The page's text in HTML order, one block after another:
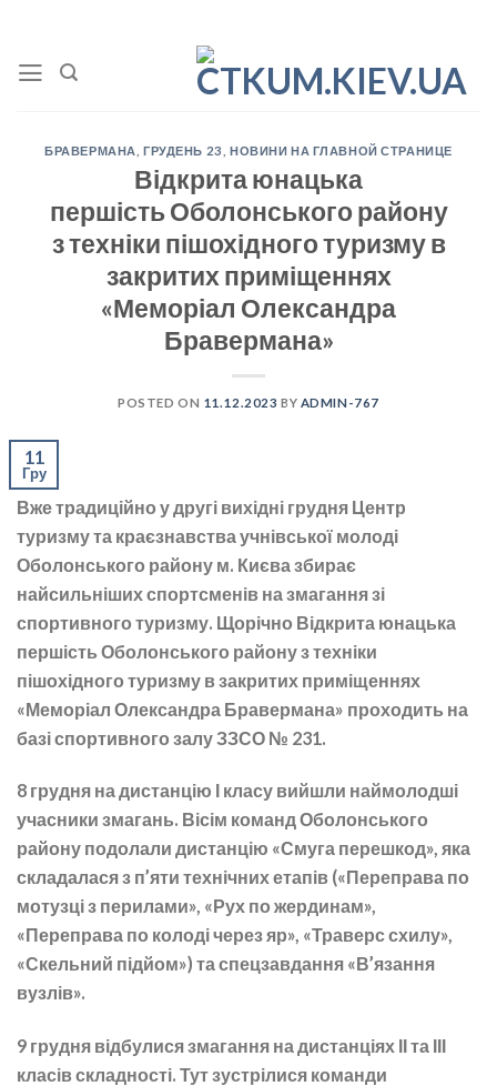
content
БРАВЕРМАНА ,ГРУДЕНЬ 23 НОВИНИ НА ГЛАВНОЙ СТРАНИЦЕ
Відкрита юнацька
першість Оболонського району
з техніки пішохідного туризму в
закритих приміщеннях
«Меморіал Олександра
Бравермана»
POSTED ON 11.12.2023 BY ADMIN-767
11
Гру
Вже традиційно у другі вихідні грудня Центр
туризму та краєзнавства учнівської молоді
Оболонського району м. Києва збирає
найсильніших спортсменів на змагання зі
спортивного туризму. Щорічно Відкрита юнацька
першість Оболонського району з техніки
пішохідного туризму в закритих приміщеннях
«Меморіал Олександра Бравермана» проходить на
базі спортивного залу ЗЗСО № 231.
8 грудня на дистанцію І класу вийшли наймолодші
учасники змагань. Вісім команд Оболонського
району подолали дистанцію «Смуга перешкод», яка
складалася з п’яти технічних етапів («Переправа по
мотузці з перилами», «Рух по жердинам»,
«Переправа по колоді через яр», «Траверс схилу»,
«Скельний підйом») та спецзавдання «В’язання
вузлів».
9 грудня відбулися змагання на дистанціях ІІ та ІІІ
класів складності. Тут зустрілися команди